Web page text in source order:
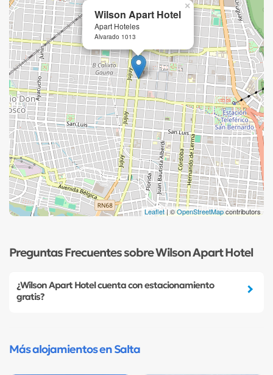
Wilson Apart Hotel
Apart Hoteles
Alvarado 1013
×
Leaflet| ©OpenStreetMapcontributors
Preguntas Frecuentes sobre Wilson Apart Hotel
¿Wilson Apart Hotel cuenta con estacionamiento
gratis?
Más alojamientos en Salta